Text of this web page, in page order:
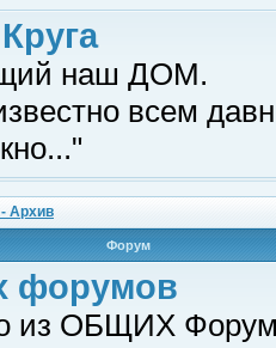
наш ДОМ.
всем
Архив
Форум
форумов
из ОБЩИХ